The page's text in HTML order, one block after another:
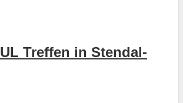
Treffen in Stendal-